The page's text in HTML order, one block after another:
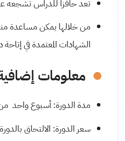
تعد حافزاً للدراس تشجعه
من خلالها يمكن مساعدة
الشهادات المعتمدة في إتاحة
معلومات
مدة الدورة: أسبوع واحد من ساعتين إلى
سعر الدورة: الالتحاق بالدورة